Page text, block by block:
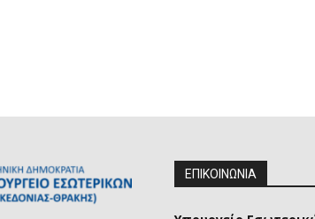
ΕΠΙΚΟΙΝΩΝΙΑ